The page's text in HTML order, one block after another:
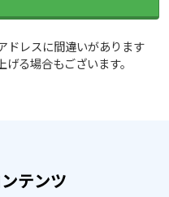
ドレスに間違いがあります
る場合もございます。
テンツ